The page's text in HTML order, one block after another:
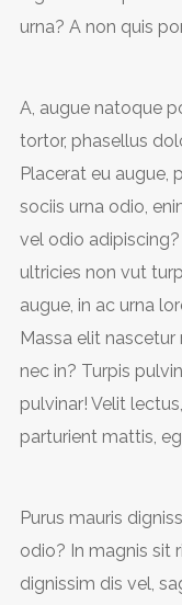
urna? A non quis
A, augue natoque
tortor, phasellus
Placerat eu augue,
sociis urna odio,
vel odio
ultricies non vut
augue, in ac urna
Massa elit
nec in? Turpis
pulvinar! Velit
parturient mattis,
Purus mauris
odio? In magnis sit
dignissim dis vel,